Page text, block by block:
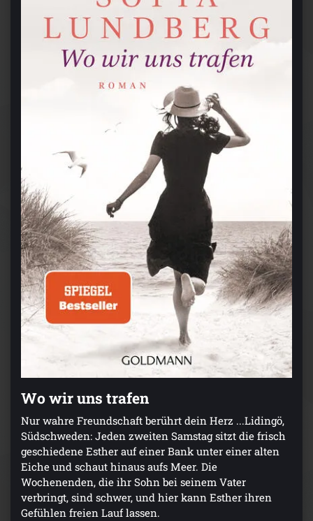
Wo wir uns trafen
Nur wahre Freundschaft berührt dein Herz ...Lidingö,
Südschweden: Jeden zweiten Samstag sitzt die frisch
geschiedene Esther auf einer Bank unter einer alten
Eiche und schaut hinaus aufs Meer. Die
Wochenenden, die ihr Sohn bei seinem Vater
verbringt, sind schwer, und hier kann Esther ihren
Gefühlen freien Lauf lassen.